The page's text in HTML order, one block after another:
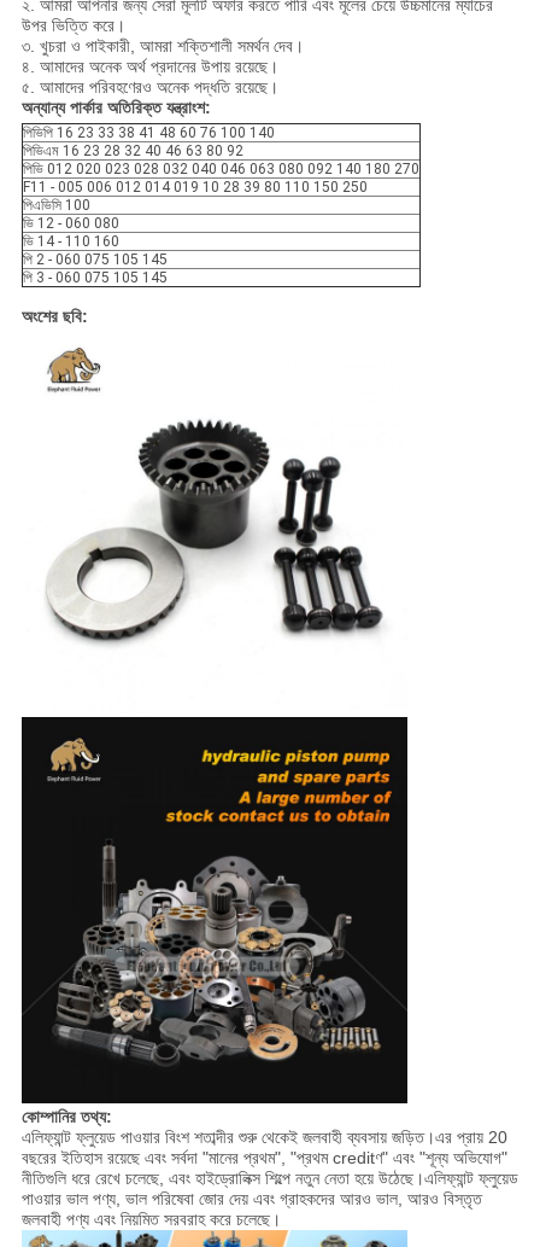
২. আমরা আপনার জন্য সেরা মূলটি অফার করতে পারি এবং মূলের চেয়ে উচ্চমানের ম্যাচের
উপর ভিত্তি করে।
৩. খুচরা ও পাইকারী, আমরা শক্তিশালী সমর্থন দেব।
৪. আমাদের অনেক অর্থ প্রদানের উপায় রয়েছে।
৫. আমাদের পরিবহণেরও অনেক পদ্ধতি রয়েছে।
অন্যান্য পার্কার অতিরিক্ত যন্ত্রাংশ:
পিভিপি 16 23 33 38 41 48 60 76 100 140
পিভিএম 16 ​​23 28 32 40 46 63 80 92
পিভি 012 020 023 028 032 040 046 063 080 092 140 180 270
F11 - 005 006 012 014 019 10 28 39 80 110 150 250
পিএভিসি 100
ভি 12 - 060 080
ভি 14 - 110 160
পি 2 - 060 075 105 145
পি 3 - 060 075 105 145
অংশের ছবি:
কোম্পানির তথ্য:
এলিফ্যান্ট ফ্লুয়েড পাওয়ার বিংশ শতাব্দীর শুরু থেকেই জলবাহী ব্যবসায় জড়িত।এর প্রায় 20
বছরের ইতিহাস রয়েছে এবং সর্বদা "মানের প্রথম", "প্রথম creditণ" এবং "শূন্য অভিযোগ"
নীতিগুলি ধরে রেখে চলেছে, এবং হাইড্রোলিক্স শিল্পে নতুন নেতা হয়ে উঠেছে।এলিফ্যান্ট ফ্লুয়েড
পাওয়ার ভাল পণ্য, ভাল পরিষেবা জোর দেয় এবং গ্রাহকদের আরও ভাল, আরও বিস্তৃত
জলবাহী পণ্য এবং নিয়মিত সরবরাহ করে চলেছে।